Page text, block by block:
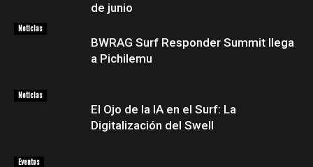
de junio
Noticias
BWRAG Surf Responder Summit llega
a Pichilemu
Noticias
El Ojo de la IA en el Surf: La
Digitalización del Swell
Eventos